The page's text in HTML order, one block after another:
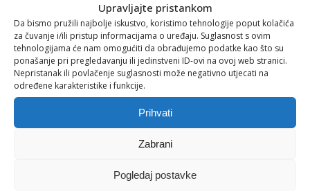
Upravljajte pristankom
Da bismo pružili najbolje iskustvo, koristimo tehnologije poput kolačića
za čuvanje i/ili pristup informacijama o uređaju. Suglasnost s ovim
tehnologijama će nam omogućiti da obrađujemo podatke kao što su
ponašanje pri pregledavanju ili jedinstveni ID-ovi na ovoj web stranici.
Nepristanak ili povlačenje suglasnosti može negativno utjecati na
određene karakteristike i funkcije.
Prihvati
Zabrani
Pogledaj postavke
298,89€.
254,05€.
-15%
HOME-SLIDER